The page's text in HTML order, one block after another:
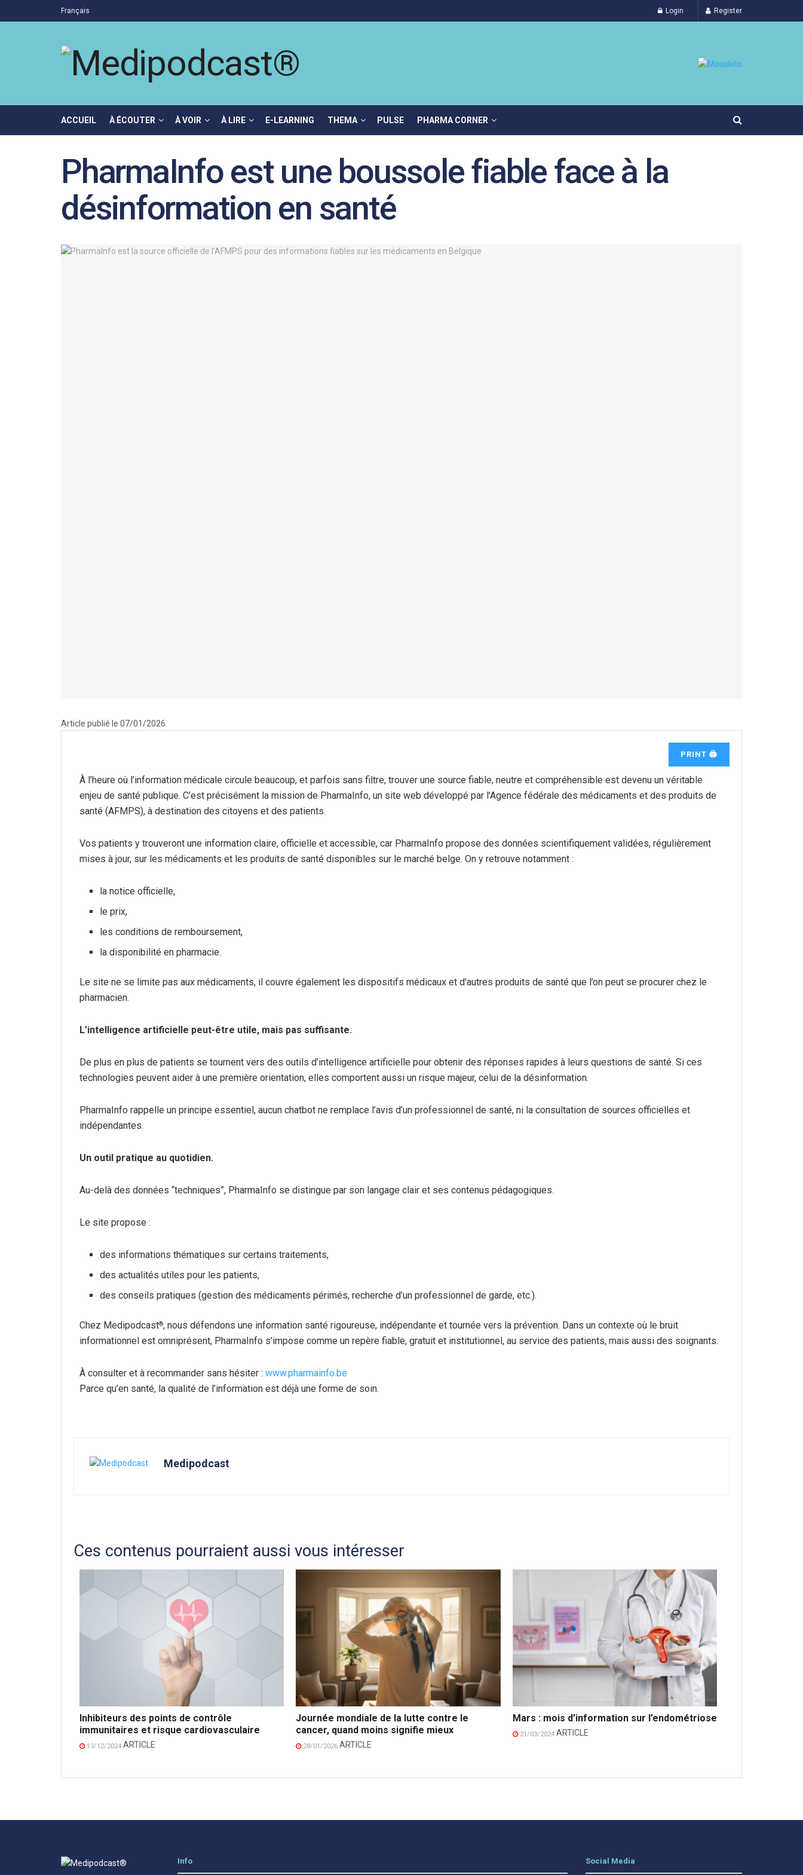
Français Login Register
ACCUEIL À ÉCOUTER À VOIR À LIRE E-LEARNING THEMA PULSE PHARMA CORNER
PharmaInfo est une boussole fiable face à la
désinformation en santé
Article publié le 07/01/2026
PRINT 🖨
À l’heure où l’information médicale circule beaucoup, et parfois sans filtre, trouver une source fiable, neutre et compréhensible est devenu un véritable
enjeu de santé publique. C’est précisément la mission de PharmaInfo, un site web développé par l’Agence fédérale des médicaments et des produits de
santé (AFMPS), à destination des citoyens et des patients.
Vos patients y trouveront une information claire, officielle et accessible, car PharmaInfo propose des données scientifiquement validées, régulièrement
mises à jour, sur les médicaments et les produits de santé disponibles sur le marché belge. On y retrouve notamment :
la notice officielle,
le prix,
les conditions de remboursement,
la disponibilité en pharmacie.
Le site ne se limite pas aux médicaments, il couvre également les dispositifs médicaux et d’autres produits de santé que l’on peut se procurer chez le
pharmacien.
L’intelligence artificielle peut-être utile, mais pas suffisante.
De plus en plus de patients se tournent vers des outils d’intelligence artificielle pour obtenir des réponses rapides à leurs questions de santé. Si ces
technologies peuvent aider à une première orientation, elles comportent aussi un risque majeur, celui de la désinformation.
PharmaInfo rappelle un principe essentiel, aucun chatbot ne remplace l’avis d’un professionnel de santé, ni la consultation de sources officielles et
indépendantes.
Un outil pratique au quotidien.
Au-delà des données “techniques”, PharmaInfo se distingue par son langage clair et ses contenus pédagogiques.
Le site propose :
des informations thématiques sur certains traitements,
des actualités utiles pour les patients,
des conseils pratiques (gestion des médicaments périmés, recherche d’un professionnel de garde, etc.).
Chez Medipodcast®, nous défendons une information santé rigoureuse, indépendante et tournée vers la prévention. Dans un contexte où le bruit
informationnel est omniprésent, PharmaInfo s’impose comme un repère fiable, gratuit et institutionnel, au service des patients, mais aussi des soignants.
À consulter et à recommander sans hésiter : www.pharmainfo.be
Parce qu’en santé, la qualité de l’information est déjà une forme de soin.
Medipodcast
Ces contenus pourraient aussi vous intéresser
Inhibiteurs des points de contrôle
immunitaires et risque cardiovasculaire
13/12/2024 ARTICLE
Journée mondiale de la lutte contre le
cancer, quand moins signifie mieux
28/01/2026ARTICLE
Mars : mois d’information sur l’endométriose
21/03/2024 ARTICLE
Info Social Media